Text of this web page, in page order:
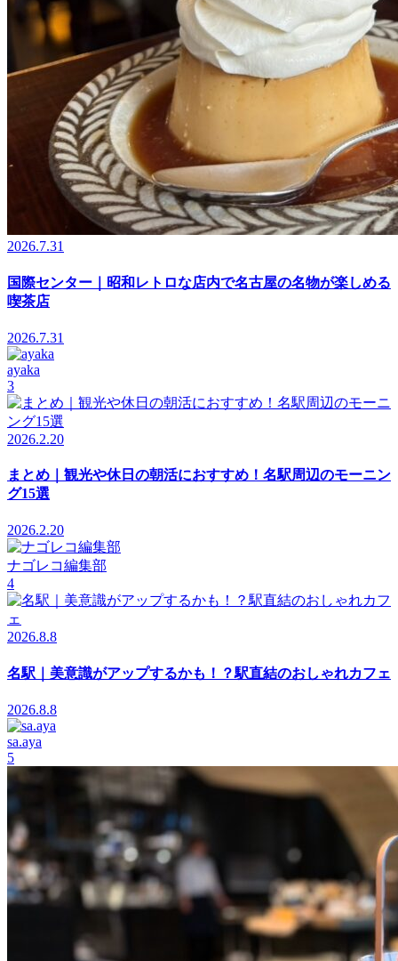
2026.7.31
国際センター｜昭和レトロな店内で名古屋の名物が楽しめる
喫茶店
2026.7.31
ayaka
3
2026.2.20
まとめ｜観光や休日の朝活におすすめ！名駅周辺のモーニン
グ15選
2026.2.20
ナゴレコ編集部
4
2026.8.8
名駅｜美意識がアップするかも！？駅直結のおしゃれカフェ
2026.8.8
sa.aya
5